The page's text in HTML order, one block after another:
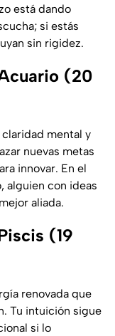
está dando
si estás
sin rigidez.
(20
mental y
nuevas metas
innovar. En el
alguien con ideas
aliada.
(19
renovada que
Tu intuición sigue
si lo